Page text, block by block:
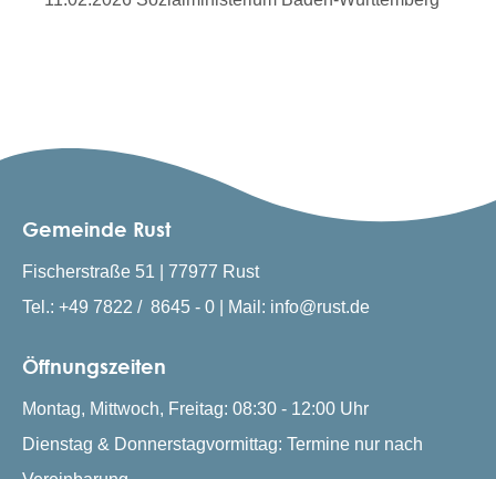
Gemeinde Rust
Fischerstraße 51 | 77977 Rust
Tel.: +49 7822 / 8645 - 0 | Mail: info@rust.de
Öffnungszeiten
Montag, Mittwoch, Freitag: 08:30 - 12:00 Uhr
Dienstag & Donnerstagvormittag: Termine nur nach